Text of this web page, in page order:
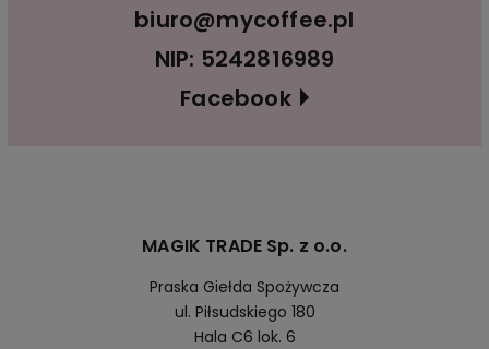
biuro@mycoffee.pl
NIP: 5242816989
Facebook
MAGIK TRADE Sp. z o.o.
Praska Giełda Spożywcza
ul. Piłsudskiego 180
Hala C6 lok. 6